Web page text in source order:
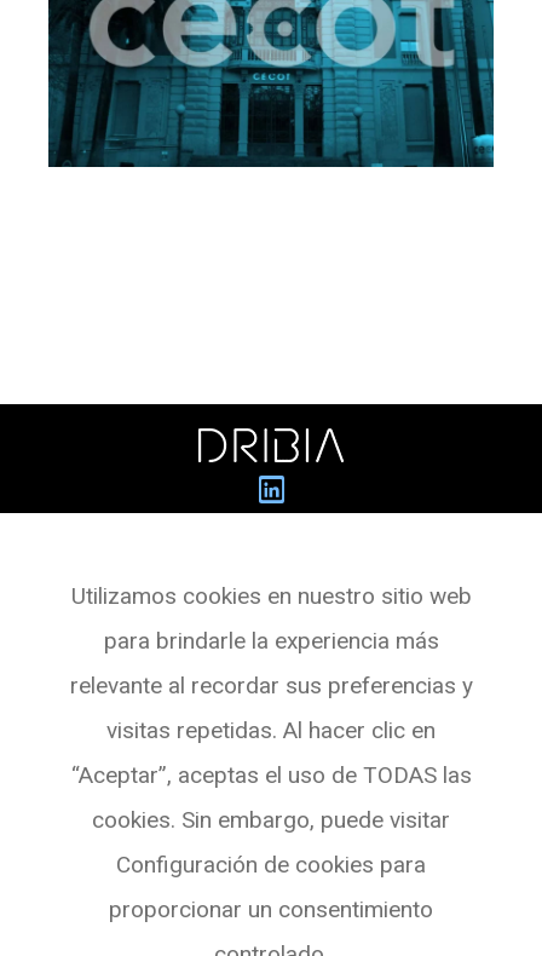
Pg. de Gràcia, 55,
Planta 3 Oficina 4
08007 BARCELONA
Utilizamos cookies en nuestro sitio web
para brindarle la experiencia más
relevante al recordar sus preferencias y
visitas repetidas. Al hacer clic en
“Aceptar”, aceptas el uso de TODAS las
cookies. Sin embargo, puede visitar
Configuración de cookies para
proporcionar un consentimiento